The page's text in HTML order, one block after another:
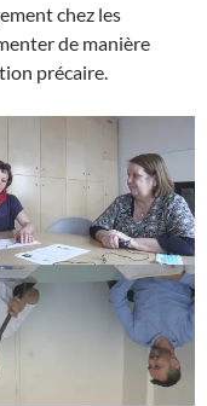
chez les
de manière
précaire.